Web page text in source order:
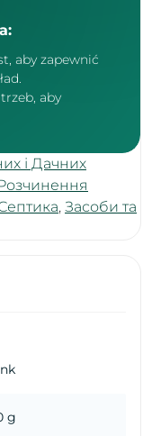
aby zapewnić
aby
і Дачних
, Засоби та
g